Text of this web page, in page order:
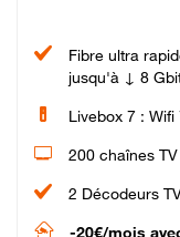
Fibre ultra
jusqu'à ↓ 8
Livebox 7 :
200 chaînes
2 Décodeurs
-20€/mois